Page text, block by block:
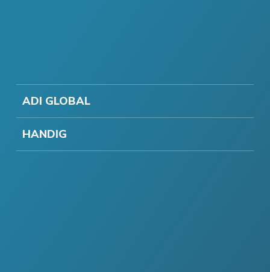
ADI GLOBAL
HANDIG